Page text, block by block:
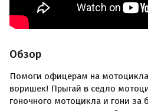
Обзор
Помоги офицерам на
воришек! Прыгай в седло
гоночного мотоцикла и гони